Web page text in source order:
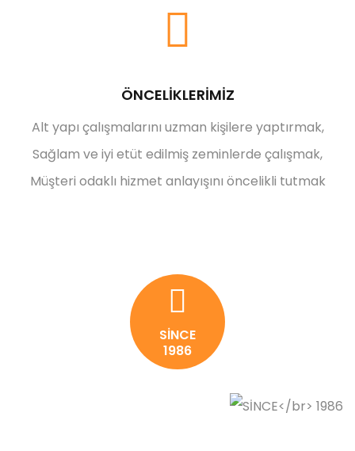
ÖNCELİKLERİMİZ
Alt yapı çalışmalarını uzman kişilere yaptırmak,
Sağlam ve iyi etüt edilmiş zeminlerde çalışmak,
Müşteri odaklı hizmet anlayışını öncelikli tutmak
SİNCE
1986